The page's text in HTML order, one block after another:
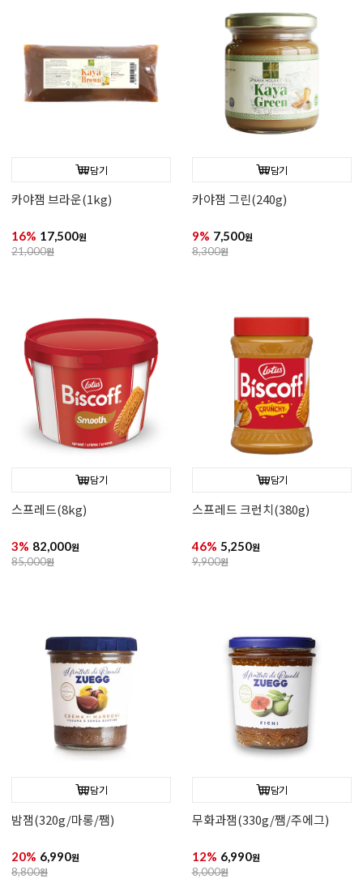
담기
카야잼 브라운(1kg)
16% 17,500원
21,000원
담기
카야잼 그린(240g)
9% 7,500원
8,300원
담기
스프레드(8kg)
3% 82,000원
85,000원
담기
스프레드 크런치(380g)
46% 5,250원
9,900원
담기
밤잼(320g/마롱/쨈)
20% 6,990원
8,800원
담기
무화과잼(330g/쨈/주에그)
12% 6,990원
8,000원